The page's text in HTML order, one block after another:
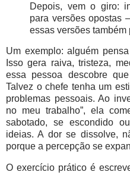
Depois, vem o giro:
para versões opostas
essas versões
Um exemplo: alguém
Isso gera raiva, tristeza,
essa pessoa descobre
Talvez o chefe tenha um
problemas pessoais. Ao
no meu trabalho”, ela
sabotado, se escondido
ideias. A dor se dissolve,
porque a percepção se
O exercício prático é